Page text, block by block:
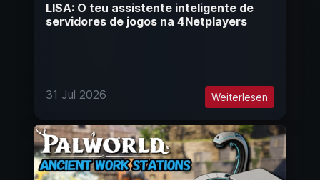
LISA: O teu assistente inteligente de
servidores de jogos na 4Netplayers
31 Jul 2026 Weiterlesen